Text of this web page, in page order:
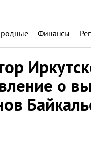
Финансы
о